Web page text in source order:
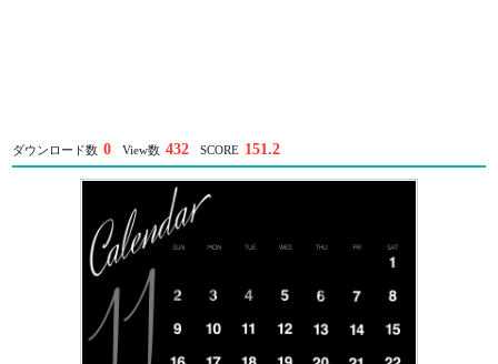
ダウンロード数 0 View数 432 SCORE 151.2